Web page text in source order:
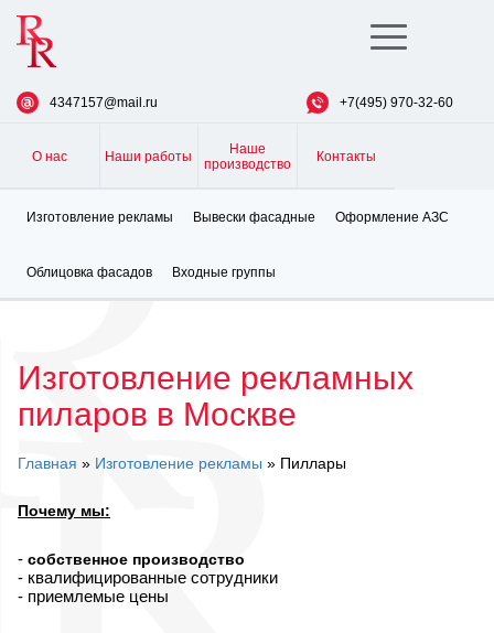
Toggle
navigation
4347157@mail.ru +7(495) 970-32-60
О нас Наши работы
Наше
производство
Контакты
Изготовление рекламы Вывески фасадные Оформление АЗС
Облицовка фасадов Входные группы
Изготовление рекламных
пиларов в Москве
Главная » Изготовление рекламы » Пиллары
Почему мы:
- собственное производство
- квалифицированные сотрудники
- приемлемые цены